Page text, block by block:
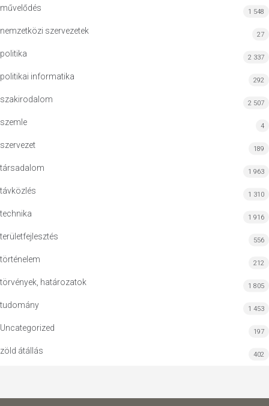
művelődés 1 548
nemzetközi szervezetek 27
politika 2 337
politikai informatika 292
szakirodalom 2 507
szemle 4
szervezet 189
társadalom 1 963
távközlés 1 310
technika 1 916
területfejlesztés 556
történelem 212
törvények, határozatok 1 805
tudomány 1 453
Uncategorized 197
zöld átállás 402